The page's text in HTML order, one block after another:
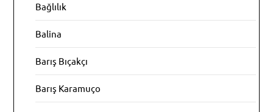
Bağlılık
Balina
Barış Bıçakçı
Barış Karamuço